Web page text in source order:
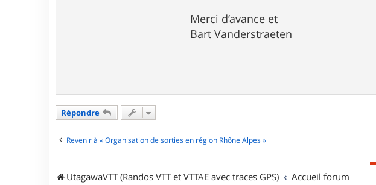
r
e
e
s
Merci d’avance et
Bart Vanderstraeten
Répondre
Revenir à « Organisation de sorties en région Rhône Alpes »
UtagawaVTT (Randos VTT et VTTAE avec traces GPS) Accueil forum